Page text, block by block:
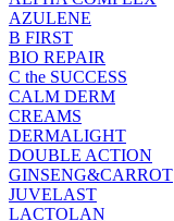
AZULENE
B FIRST
BIO REPAIR
C the SUCCESS
CALM DERM
CREAMS
DERMALIGHT
DOUBLE ACTION
GINSENG&CARROT
JUVELAST
LACTOLAN